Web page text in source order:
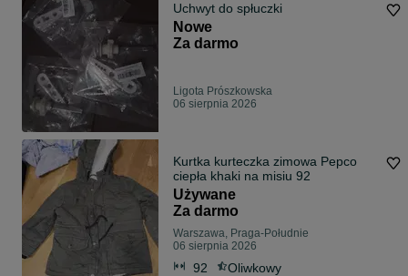
Uchwyt do spłuczki
Nowe
Za darmo
Ligota Prószkowska
06 sierpnia 2026
Kurtka kurteczka zimowa Pepco
ciepła khaki na misiu 92
Używane
Za darmo
Warszawa, Praga-Południe
06 sierpnia 2026
92 Oliwkowy